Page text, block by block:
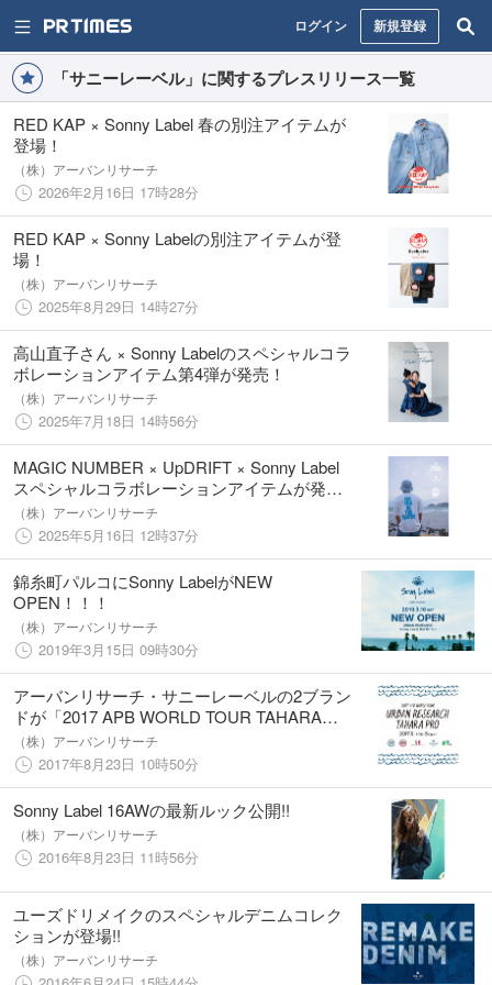
ログイン 新規登録
「サニーレーベル」に関するプレスリリース一覧
RED KAP × Sonny Label 春の別注アイテムが
登場！
（株）アーバンリサーチ
2026年2月16日 17時28分
RED KAP × Sonny Labelの別注アイテムが登
場！
（株）アーバンリサーチ
2025年8月29日 14時27分
高山直子さん × Sonny Labelのスペシャルコラ
ボレーションアイテム第4弾が発売！
（株）アーバンリサーチ
2025年7月18日 14時56分
MAGIC NUMBER × UpDRIFT × Sonny Label
スペシャルコラボレーションアイテムが発
売！
（株）アーバンリサーチ
2025年5月16日 12時37分
錦糸町パルコにSonny LabelがNEW
OPEN！！！
（株）アーバンリサーチ
2019年3月15日 09時30分
アーバンリサーチ・サニーレーベルの2ブラン
ドが「2017 APB WORLD TOUR TAHARA
PRO」のメインスポンサーに！
（株）アーバンリサーチ
2017年8月23日 10時50分
Sonny Label 16AWの最新ルック公開!!
（株）アーバンリサーチ
2016年8月23日 11時56分
ユーズドリメイクのスペシャルデニムコレク
ションが登場!!
（株）アーバンリサーチ